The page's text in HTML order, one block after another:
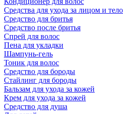
Средства для ухода за лицом и
Средство для бритья
Средство после бритья
Спрей для волос
Пена для укладки
Шампунь-гель
Тоник для волос
Средство для бороды
Стайлинг для бороды
Бальзам для ухода за кожей
Крем для ухода за кожей
Средство для душа